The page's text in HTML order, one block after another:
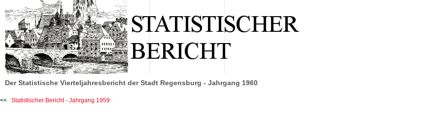
Der Statistische Vierteljahresbericht der Stadt Regensburg - Jahrgang 1960
Statistischer Bericht - Jahrgang 1959